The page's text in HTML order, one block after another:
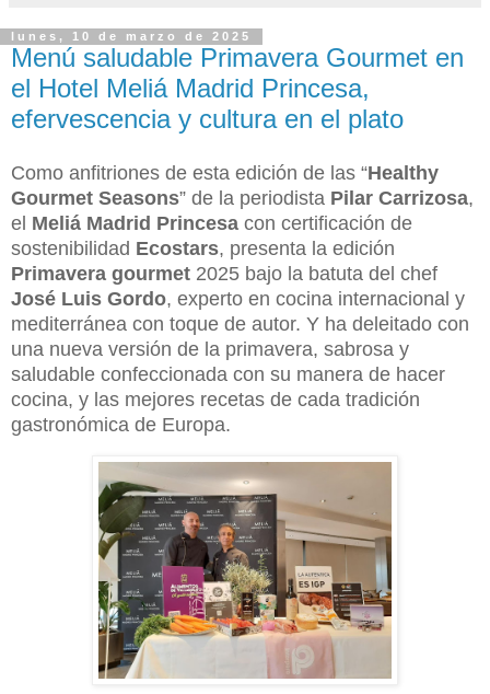
lunes, 10 de marzo de 2025
Menú saludable Primavera Gourmet en
el Hotel Meliá Madrid Princesa,
efervescencia y cultura en el plato
Como anfitriones de esta edición de las “Healthy
Gourmet Seasons” de la periodista Pilar Carrizosa,
el Meliá Madrid Princesa con certificación de
sostenibilidad Ecostars, presenta la edición
Primavera gourmet 2025 bajo la batuta del chef
José Luis Gordo, experto en cocina internacional y
mediterránea con toque de autor. Y ha deleitado con
una nueva versión de la primavera, sabrosa y
saludable confeccionada con su manera de hacer
cocina, y las mejores recetas de cada tradición
gastronómica de Europa.